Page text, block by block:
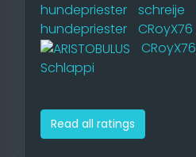
hundepriester schreije
hundepriester
CRoyX76
CRoyX76
Schlappi
Read all ratings